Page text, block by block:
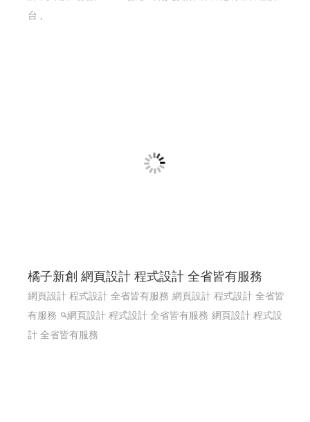
台 ,
橘子新創 網頁設計 程式設計 全省皆有服務
網頁設計 程式設計 全省皆有服務 網頁設計 程式設計 全省皆
有服務
網頁設計 程式設計 全省皆有服務 網頁設計 程式設
計 全省皆有服務